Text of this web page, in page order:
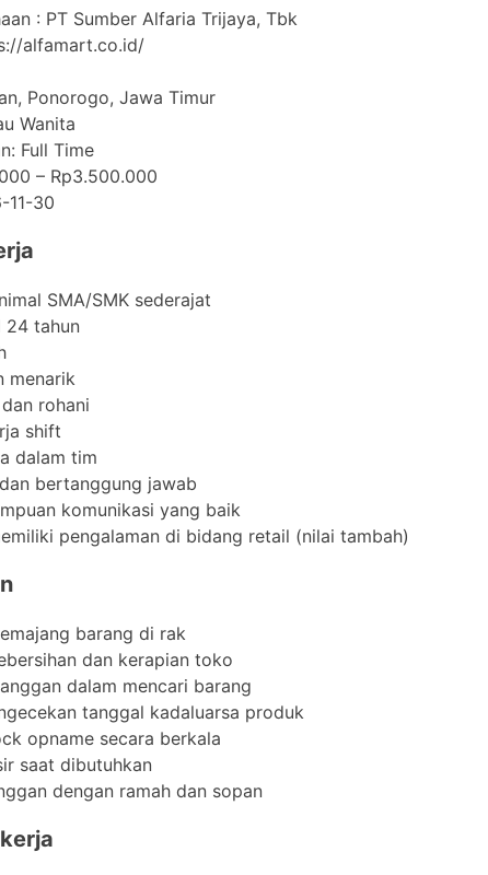
: PT Sumber Alfaria Trijaya, Tbk
alfamart.co.id/
Ponorogo, Jawa Timur
Wanita
Full Time
– Rp3.500.000
11-30
SMA/SMK sederajat
24 tahun
menarik
rohani
shift
dalam tim
bertanggung jawab
komunikasi yang baik
pengalaman di bidang retail (nilai tambah)
barang di rak
dan kerapian toko
dalam mencari barang
tanggal kadaluarsa produk
opname secara berkala
saat dibutuhkan
dengan ramah dan sopan